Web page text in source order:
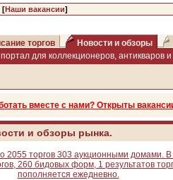
[Наши вакансии]
торгов Новости и обзоры
для коллекционеров, антикваров
вместе с нами? Открыты
и обзоры рынка.
2055 торгов 303 аукционными домами. В
260 бидовых форм, 1 результатов
пополняется ежедневно.